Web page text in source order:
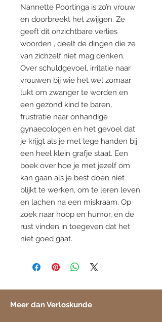
Nannette Poortinga is zo’n vrouw
en doorbreekt het zwijgen. Ze
geeft dit onzichtbare verlies
woorden , deelt de dingen die ze
van zichzelf niet mag denken.
Over schuldgevoel, irritatie naar
vrouwen bij wie het wel zomaar
lukt om zwanger te worden en
een gezond kind te baren,
frustratie naar onhandige
gynaecologen en het gevoel dat
je krijgt als je met lege handen bij
een heel klein grafje staat. Een
boek over hoe je met jezelf om
kan gaan als je best doen niet
blijkt te werken, om te leren leven
en lachen na een miskraam. Op
zoek naar hoop en humor, en de
rust vinden in toegeven dat het
niet goed gaat.
Meer dan Verloskunde